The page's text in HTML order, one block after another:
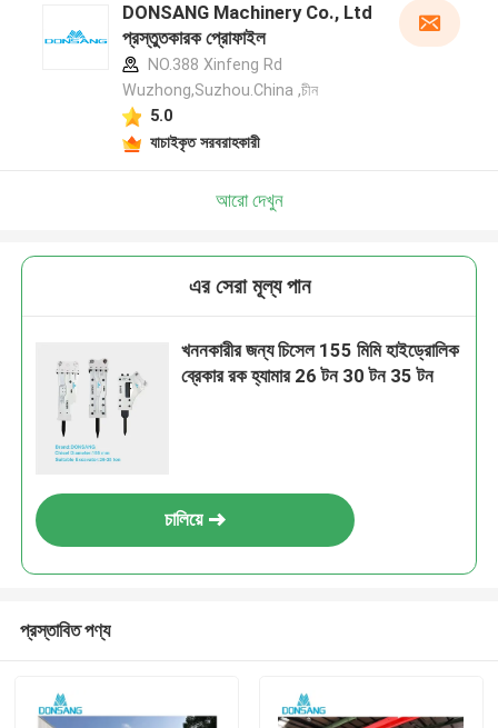
DONSANG Machinery Co., Ltd
প্রস্তুতকারক প্রোফাইল
NO.388 Xinfeng Rd
Wuzhong,Suzhou.China ,চীন
5.0
যাচাইকৃত সরবরাহকারী
আরো দেখুন
এর সেরা মূল্য পান
খননকারীর জন্য চিসেল 155 মিমি হাইড্রোলিক
ব্রেকার রক হ্যামার 26 টন 30 টন 35 টন
চালিয়ে
প্রস্তাবিত পণ্য